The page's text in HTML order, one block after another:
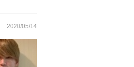
2020/05/14